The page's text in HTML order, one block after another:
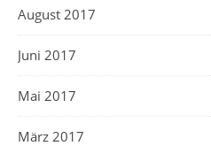
August 2017
Juni 2017
Mai 2017
März 2017